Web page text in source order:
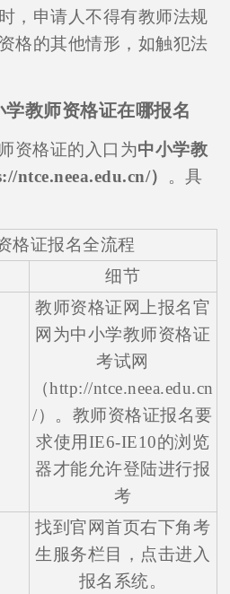
，申请人不得有教师法规
格的其他情形，如触犯法
学教师资格证在哪报名
资格证的入口为中小学教
ntce.neea.edu.cn/）
。具
格证报名全流程
细节
教师资格证网上报名官
网为中小学教师资格证
考试网
（http://ntce.neea.edu.cn
/）。教师资格证报名要
求使用IE6-IE10的浏览
器才能允许登陆进行报
考
找到官网首页右下角考
生服务栏目，点击进入
报名系统。